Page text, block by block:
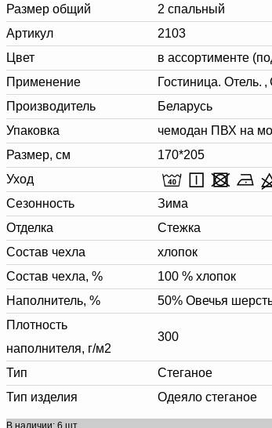
Размер общий
2 спальный
Артикул
2103
Цвет
в ассортименте
Применение
Гостиница. Отель. ,
Производитель
Беларусь
Упаковка
чемодан ПВХ на
Размер, см
170*205
Уход
Сезонность
Зима
Отделка
Стежка
Состав чехла
хлопок
Состав чехла, %
100 % хлопок
Наполнитель, %
50% Овечья
Плотность
наполнителя, г/м2
300
Тип
Стеганое
Тип изделия
Одеяло стеганое
В наличии: 6 шт.